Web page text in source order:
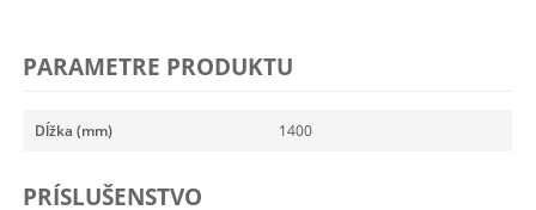
PARAMETRE PRODUKTU
Dĺžka (mm) 1400
PRÍSLUŠENSTVO